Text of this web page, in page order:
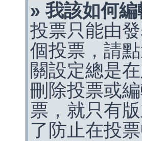
» 我該如何
投票只能由
個投票，請
關設定總是
刪除投票或
票，就只有
了防止在投